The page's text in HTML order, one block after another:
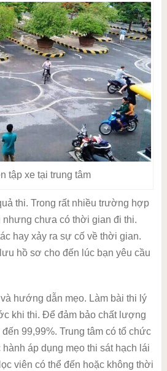
tập xe tại trung tâm
thi. Trong rất nhiều trường hợp
nhưng chưa có thời gian đi thi.
hay xảy ra sự cố về thời gian.
hồ sơ cho đến lúc bạn yêu cầu
hướng dẫn mẹo. Làm bài thi lý
khi thi. Để đảm bảo chất lượng
99,99%. Trung tâm có tổ chức
áp dụng mẹo thi sát hạch lái
viên có thể đến hoặc không thời